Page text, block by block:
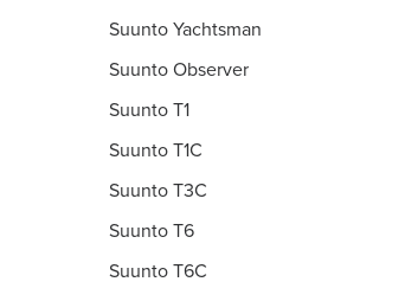
Suunto Yachtsman
Suunto Observer
Suunto T1
Suunto T1C
Suunto T3C
Suunto T6
Suunto T6C